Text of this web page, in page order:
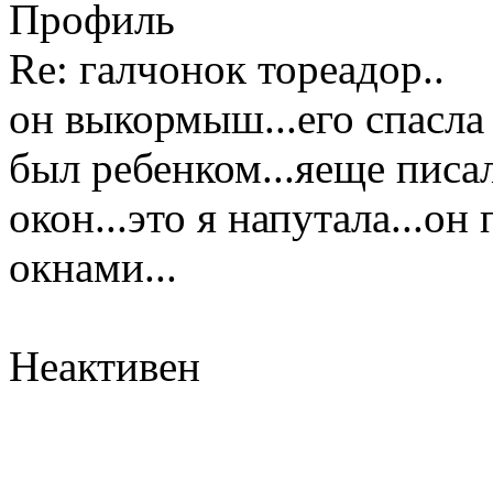
Профиль
Re: галчонок тореадор..
он выкормыш...его
был ребенком...яеще
окон...это я
окнами...
Неактивен